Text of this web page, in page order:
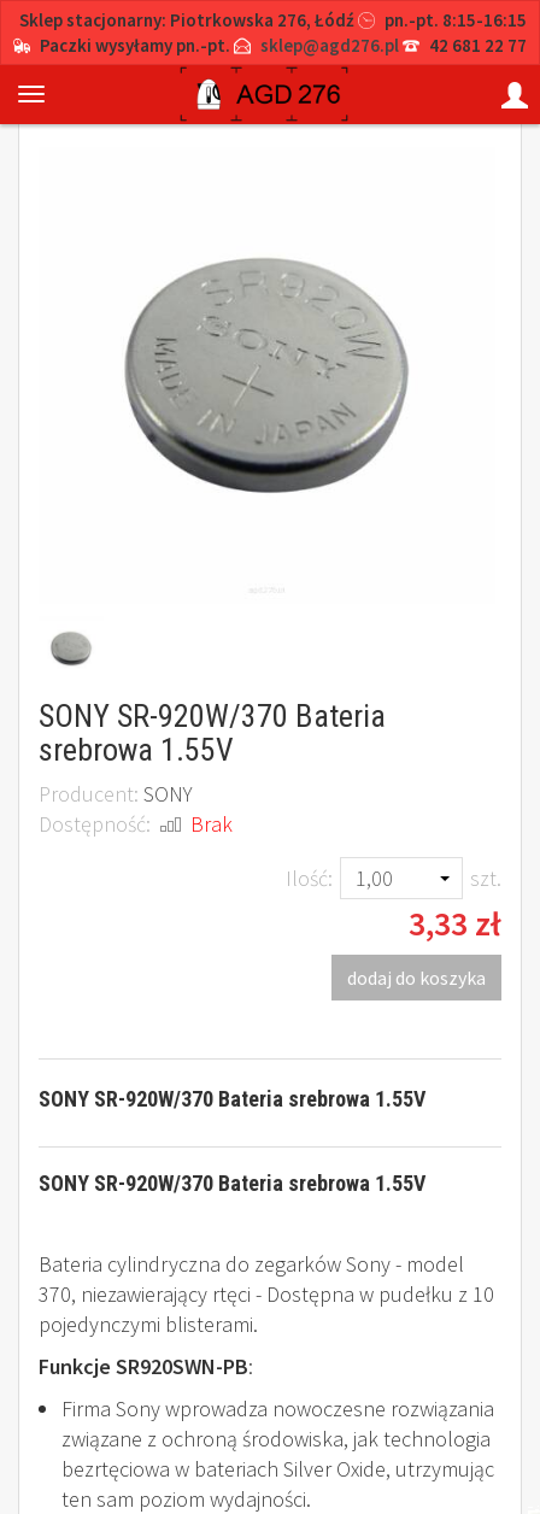
Sklep stacjonarny: Piotrkowska 276, Łódź
pn.-pt. 8:15-16:15
Paczki wysyłamy pn.-pt.
sklep@agd276.pl 42 681 22 77
SONY SR-920W/370 Bateria
srebrowa 1.55V
Producent: SONY
Dostępność:
Brak
Ilość:
szt.
3,33 zł
dodaj do koszyka
SONY SR-920W/370 Bateria srebrowa 1.55V
SONY SR-920W/370 Bateria srebrowa 1.55V
Bateria cylindryczna do zegarków Sony - model
370, niezawierający rtęci - Dostępna w pudełku z 10
pojedynczymi blisterami.
Funkcje SR920SWN-PB:
Firma Sony wprowadza nowoczesne rozwiązania
związane z ochroną środowiska, jak technologia
bezrtęciowa w bateriach Silver Oxide, utrzymując
ten sam poziom wydajności.